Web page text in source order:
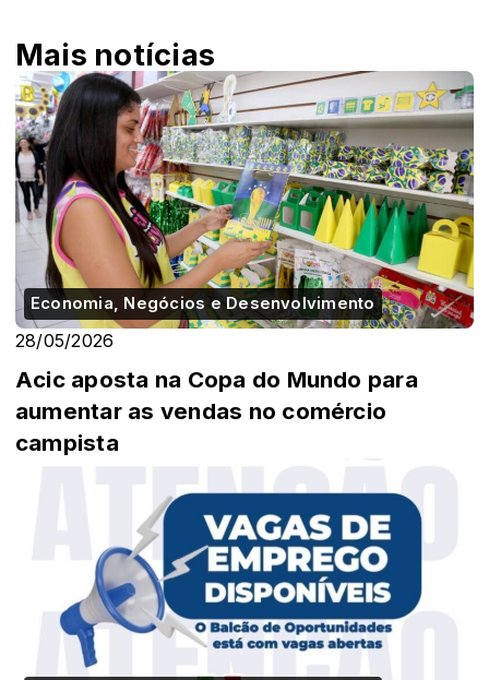
Mais notícias
Economia, Negócios e Desenvolvimento
28/05/2026
Acic aposta na Copa do Mundo para
aumentar as vendas no comércio
campista